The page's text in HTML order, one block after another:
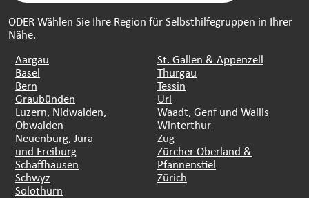
ODER Wählen Sie Ihre Region für Selbsthilfegruppen in Ihrer
Nähe.
Aargau
Basel
Bern
Graubünden
Luzern, Nidwalden,
Obwalden
Neuenburg, Jura
und Freiburg
Schaffhausen
Schwyz
Solothurn
St. Gallen & Appenzell
Thurgau
Tessin
Uri
Waadt, Genf und Wallis
Winterthur
Zug
Zürcher Oberland &
Pfannenstiel
Zürich